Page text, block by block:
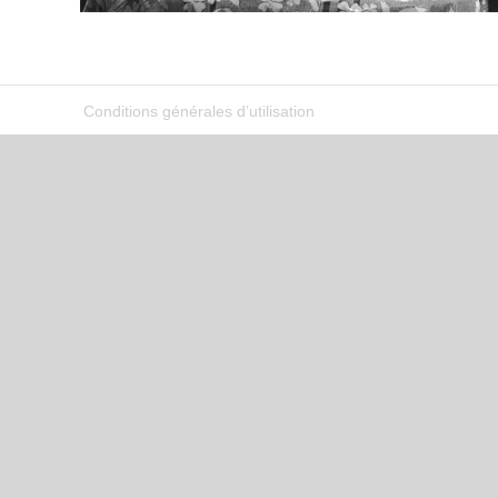
Conditions générales d’utilisation